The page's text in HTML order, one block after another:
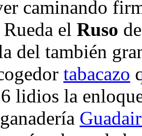
caminando
el Ruso
del también
tabacazo
6 lidios la